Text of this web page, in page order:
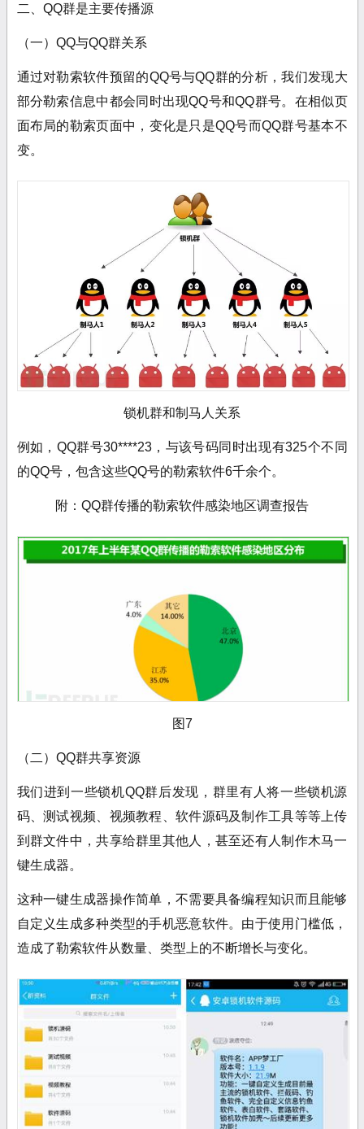
二、QQ群是主要传播源
（一）QQ与QQ群关系
通过对勒索软件预留的QQ号与QQ群的分析，我们发现大
部分勒索信息中都会同时出现QQ号和QQ群号。在相似页
面布局的勒索页面中，变化是只是QQ号而QQ群号基本不
变。
锁机群和制马人关系
例如，QQ群号30****23，与该号码同时出现有325个不同
的QQ号，包含这些QQ号的勒索软件6千余个。
附：QQ群传播的勒索软件感染地区调查报告
图7
（二）QQ群共享资源
我们进到一些锁机QQ群后发现，群里有人将一些锁机源
码、测试视频、视频教程、软件源码及制作工具等等上传
到群文件中，共享给群里其他人，甚至还有人制作木马一
键生成器。
这种一键生成器操作简单，不需要具备编程知识而且能够
自定义生成多种类型的手机恶意软件。由于使用门槛低，
造成了勒索软件从数量、类型上的不断增长与变化。